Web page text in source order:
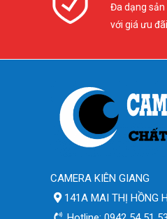
Đa dạng sản
với giá ưu đãi
CAMERA KIÊN GIANG
141A MAI THỊ HỒNG